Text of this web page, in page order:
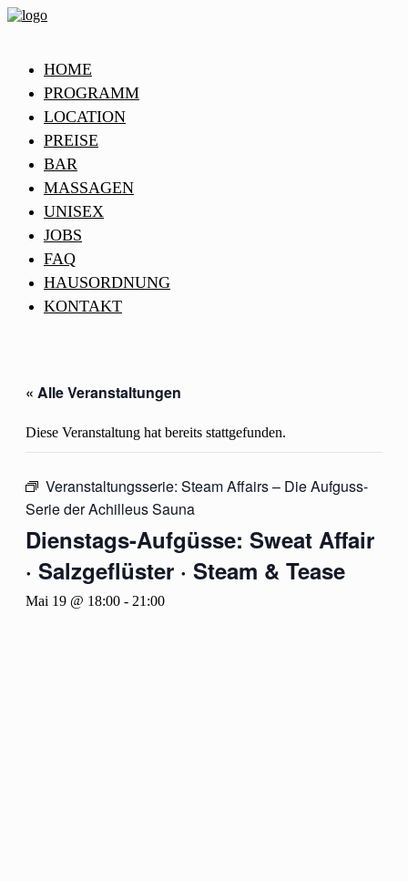
HOME
PROGRAMM
LOCATION
PREISE
BAR
MASSAGEN
UNISEX
JOBS
FAQ
HAUSORDNUNG
KONTAKT
« Alle Veranstaltungen
Diese Veranstaltung hat bereits stattgefunden.
Veranstaltungsserie: Steam Affairs – Die Aufguss-
Serie der Achilleus Sauna
Dienstags-Aufgüsse: Sweat Affair
· Salzgeflüster · Steam & Tease
Mai 19 @ 18:00 - 21:00